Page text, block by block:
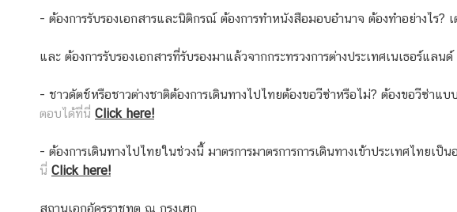
D
T
H
R
L
A
- ต้องการรับรองเอกสารและนิติกรณ์ ต้องการทำหนังสือมอบอำนาจ ต้องทำอย่างไร?
และ ต้องการรับรองเอกสารที่รับรองมาแล้วจากกระทรวงการต่างประเทศเนเธอร์แ
- ชาวดัตช์หรือชาวต่างชาติต้องการเดินทางไปไทยต้องขอวีซ่าหรือไม่? ต้องขอวีซ่า
ตอบได้ที่นี่ Click here!
- ต้องการเดินทางไปไทยในช่วงนี้ มาตรการมาตรการการเดินทางเข้าประเทศไทย
นี่ Click here!
สถานเอกอัครราชทูต ณ กรุงเฮก